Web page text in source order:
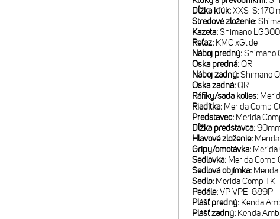
Dĺžka kľúk:XXS-S: 170
Stredové zloženie:
Kazeta:Shimano
Reťaz: KMC xGlide
Náboj predný:Shimano
Oska predná:QR
Náboj zadný:Shimano
Oska zadná:QR
Ráfiky/sada kolies:
Riadítka: Merida Comp
Predstavec: Merida
Dĺžka predstavca:
Hlavové zloženie:
Gripy/omotávka: Merida
Sedlovka: Merida Comp
Sedlová objímka:
Sedlo: Merida Comp TK
Pedále:VP VPE-889P
Plášť predný: Kenda
Plášť zadný: Kenda